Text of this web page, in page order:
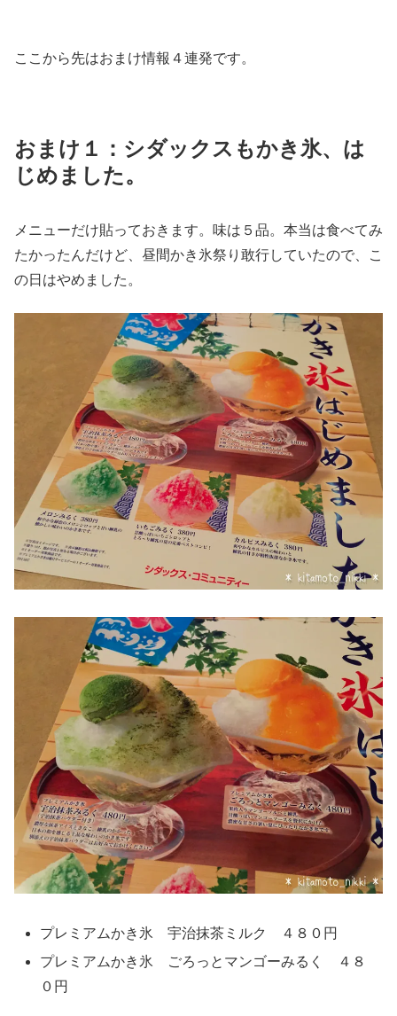
ここから先はおまけ情報４連発です。
おまけ１：シダックスもかき氷、は
じめました。
メニューだけ貼っておきます。味は５品。本当は食べてみ
たかったんだけど、昼間かき氷祭り敢行していたので、こ
の日はやめました。
プレミアムかき氷 宇治抹茶ミルク ４８０円
プレミアムかき氷 ごろっとマンゴーみるく ４８
０円